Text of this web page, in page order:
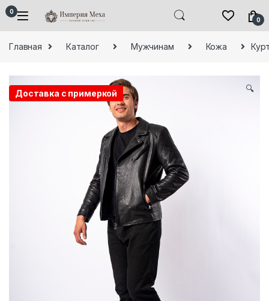
Skip to navigation
Skip to content
0
0
Главная Каталог Мужчинам Кожа
Доставка с примеркой 🔍